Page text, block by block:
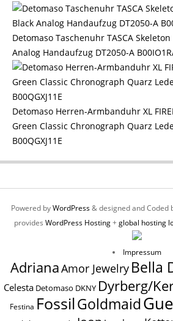
Detomaso Taschenuhr TASCA
Analog Handaufzug DT2050-A
Detomaso Herren-Armbanduhr XL
Green Classic Chronograph Quarz
B00QGXJ11E
Powered byWordPress& designed and Coded
provides WordPress Hosting+global hosting
Impressum
AdrianaAmor Jewelry Bella
Celesta Detomaso DKNY Dyrberg/
Festina FossilGoldmaid